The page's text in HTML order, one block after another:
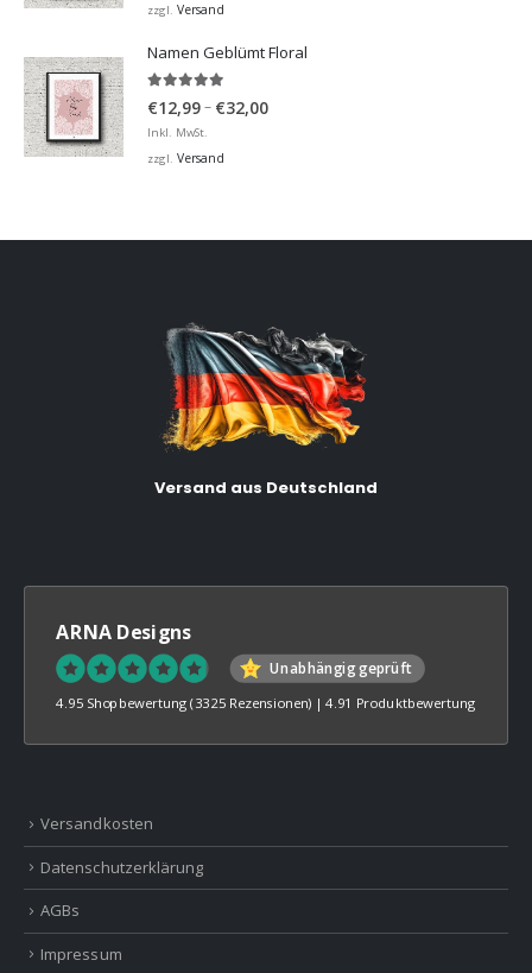
zzgl. Versand
Namen Geblümt Floral
€12,99– €32,00Preisspanne:
Inkl. MwSt.
zzgl. Versand
Versand aus Deutschland
ARNA Designs
Unabhängig geprüft
4.95 Shopbewertung (3325 Rezensionen) |4.91 Produktbewertung
Versandkosten
Datenschutzerklärung
AGBs
Impressum